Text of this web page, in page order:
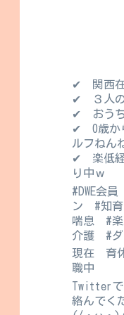
✔ 関西
✔ ３人の
✔ おうち
✔ 0歳か
ルフねん
✔ 楽低経
り中ｗ
#DWE会
ン #知
喘息 #楽
介護 #ダ
現在 育
職中
Twitterで
絡んでく